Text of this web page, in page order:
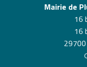
Mairie de
16
16